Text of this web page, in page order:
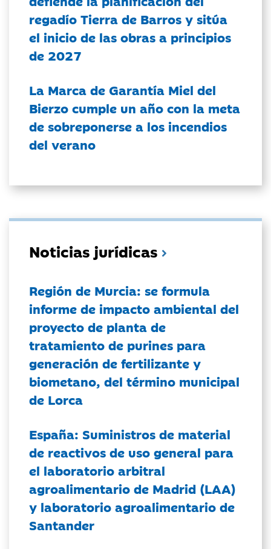
regadío Tierra de Barros y sitúa
el inicio de las obras a principios
de 2027
La Marca de Garantía Miel del
Bierzo cumple un año con la meta
de sobreponerse a los incendios
del verano
Noticias jurídicas
Región de Murcia: se formula
informe de impacto ambiental del
proyecto de planta de
tratamiento de purines para
generación de fertilizante y
biometano, del término municipal
de Lorca
España: Suministros de material
de reactivos de uso general para
el laboratorio arbitral
agroalimentario de Madrid (LAA)
y laboratorio agroalimentario de
Santander